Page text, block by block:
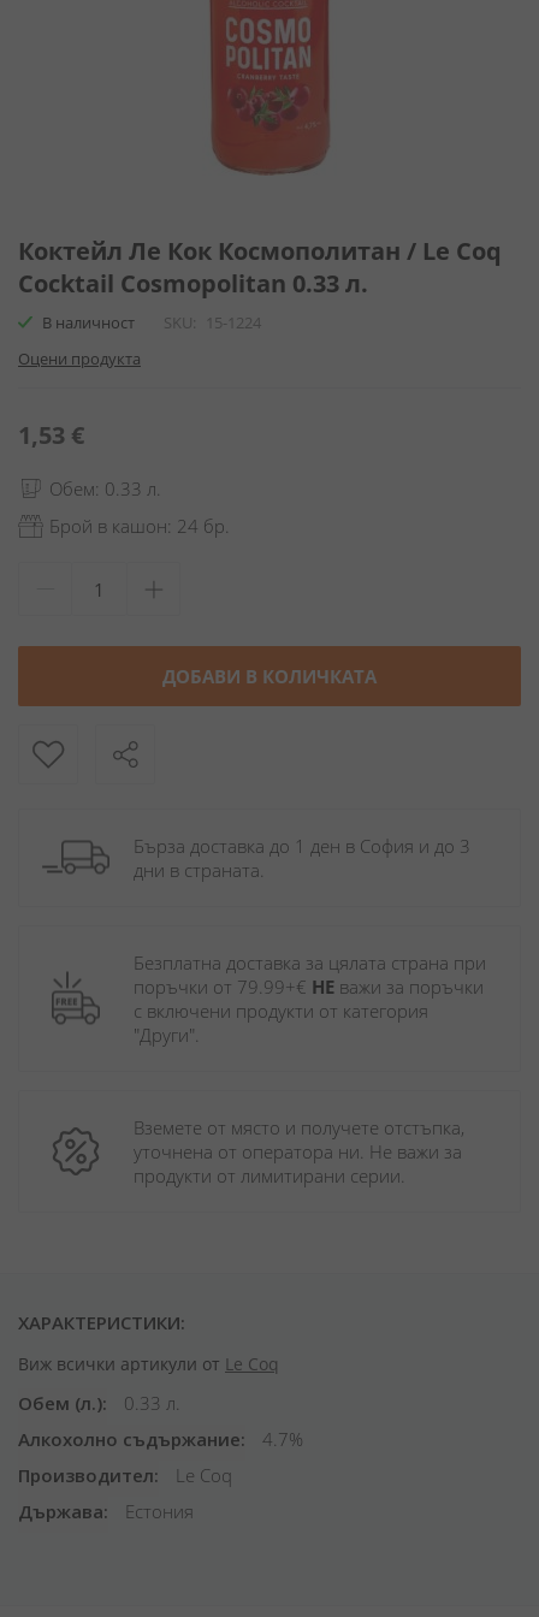
към
началото
на
галерия
снимки
Коктейл Ле Кок Космополитан / Le Coq
Cocktail Cosmopolitan 0.33 л.
В наличност SKU
15-1224
Оцени продукта
1,53 €
Обем: 0.33 л.
Брой в кашон: 24 бр.
ДОБАВИ В КОЛИЧКАТА
Бърза доставка до 1 ден в София и до 3
дни в страната.
Безплатна доставка за цялата страна при
поръчки от 79.99+€ НЕ важи за поръчки
с включени продукти от категория
"Други".
Вземете от място и получете отстъпка,
уточнена от оператора ни. Не важи за
продукти от лимитирани серии.
ХАРАКТЕРИСТИКИ:
Виж всички артикули от Le Coq
Обем (л.)
0.33 л.
Алкохолно съдържание
4.7%
Производител
Le Coq
Държава
Естония